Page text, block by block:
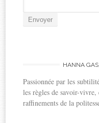
HANNA GAS,
Passionnée par les
les règles de savoir-vivre,
raffinements de la